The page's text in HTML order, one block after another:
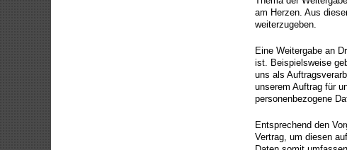
am Herzen. Aus
weiterzugeben.
Eine Weitergabe an
ist. Beispielsweise
uns als
unserem Auftrag für
personenbezogene
Entsprechend den
Vertrag, um diesen